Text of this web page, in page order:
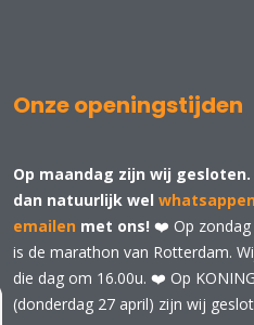
Onze openingstijden
Op maandag zijn wij gesloten.
dan natuurlijk wel whatsappen
emailen met ons! ❤️ Op zondag
is de marathon van Rotterdam.
die dag om 16.00u. ❤️ Op
(donderdag 27 april) zijn wij